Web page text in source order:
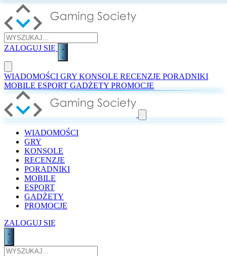
ZALOGUJ SIĘ
WIADOMOŚCI GRY KONSOLE RECENZJE PORADNIKI
MOBILE ESPORT GADŻETY PROMOCJE
WIADOMOŚCI
GRY
KONSOLE
RECENZJE
PORADNIKI
MOBILE
ESPORT
GADŻETY
PROMOCJE
ZALOGUJ SIĘ